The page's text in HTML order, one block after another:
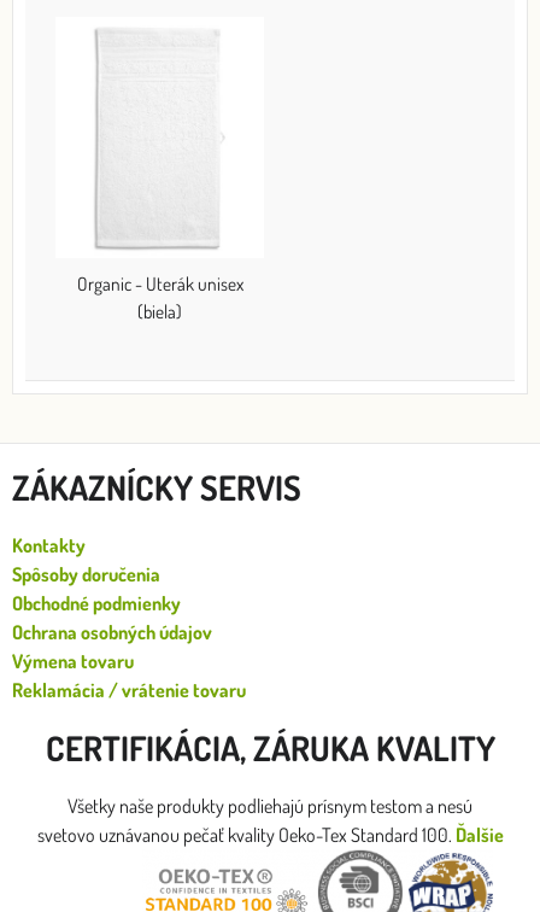
Organic - Uterák unisex
(biela)
ZÁKAZNÍCKY SERVIS
Kontakty
Spôsoby doručenia
Obchodné podmienky
Ochrana osobných údajov
Výmena tovaru
Reklamácia / vrátenie tovaru
CERTIFIKÁCIA, ZÁRUKA KVALITY
Všetky naše produkty podliehajú prísnym testom a nesú
svetovo uznávanou pečať kvality Oeko-Tex Standard 100. Ďalšie